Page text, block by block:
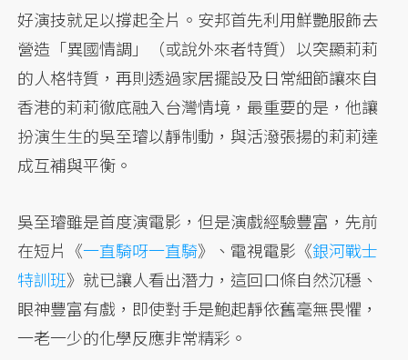
好演技就足以撐起全片。安邦首先利用鮮艷服飾去
營造「異國情調」（或說外來者特質）以突顯莉莉
的人格特質，再則透過家居擺設及日常細節讓來自
香港的莉莉徹底融入台灣情境，最重要的是，他讓
扮演生生的吳至璿以靜制動，與活潑張揚的莉莉達
成互補與平衡。
吳至璿雖是首度演電影，但是演戲經驗豐富，先前
在短片《一直騎呀一直騎》、電視電影《銀河戰士
特訓班》就已讓人看出潛力，這回口條自然沉穩、
眼神豐富有戲，即使對手是鮑起靜依舊毫無畏懼，
一老一少的化學反應非常精彩。